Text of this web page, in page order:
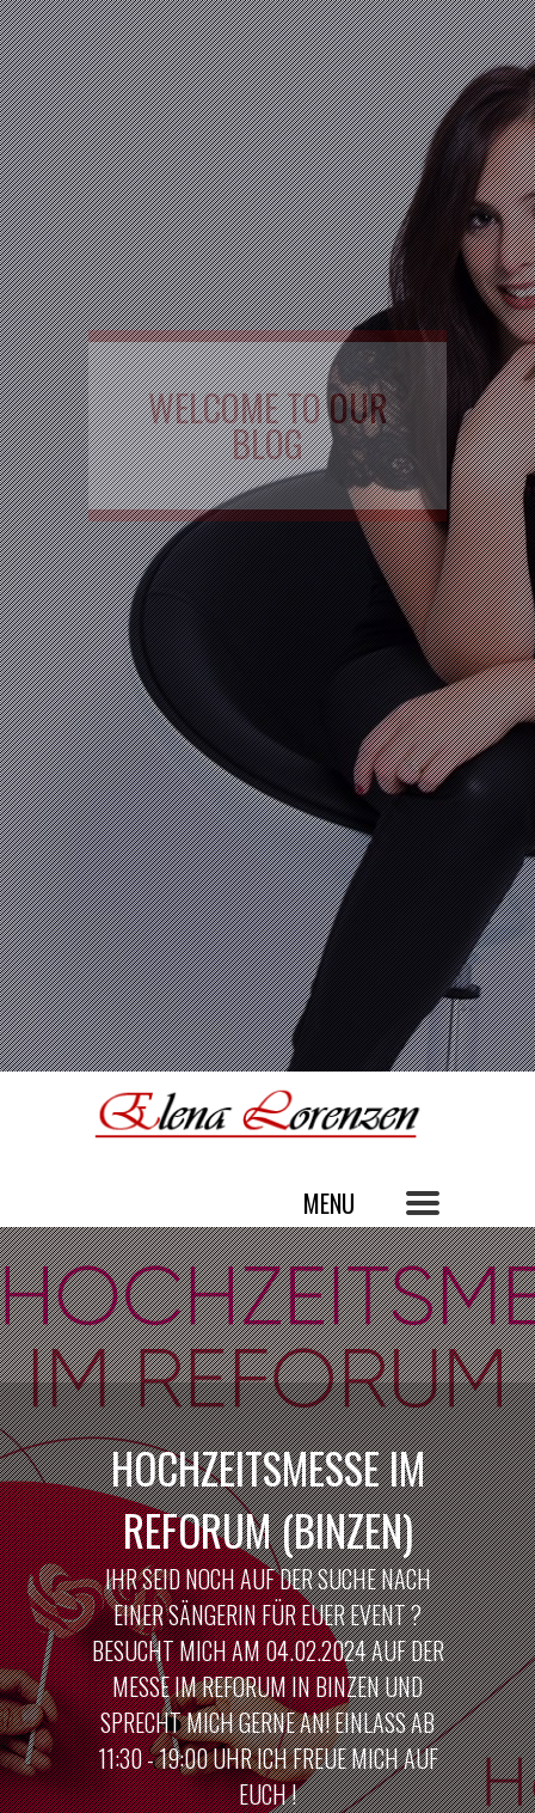
WELCOME TO OUR
BLOG
HOCHZEITSMESSE IM
REFORUM (BINZEN)
IHR SEID NOCH AUF DER SUCHE NACH
EINER SÄNGERIN FÜR EUER EVENT ?
BESUCHT MICH AM 04.02.2024 AUF DER
MESSE IM REFORUM IN BINZEN UND
SPRECHT MICH GERNE AN! EINLASS AB
11:30 - 19:00 UHR ICH FREUE MICH AUF
EUCH !